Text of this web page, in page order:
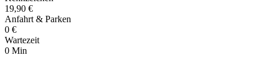
19,90 €
Anfahrt & Parken
0 €
Wartezeit
0 Min